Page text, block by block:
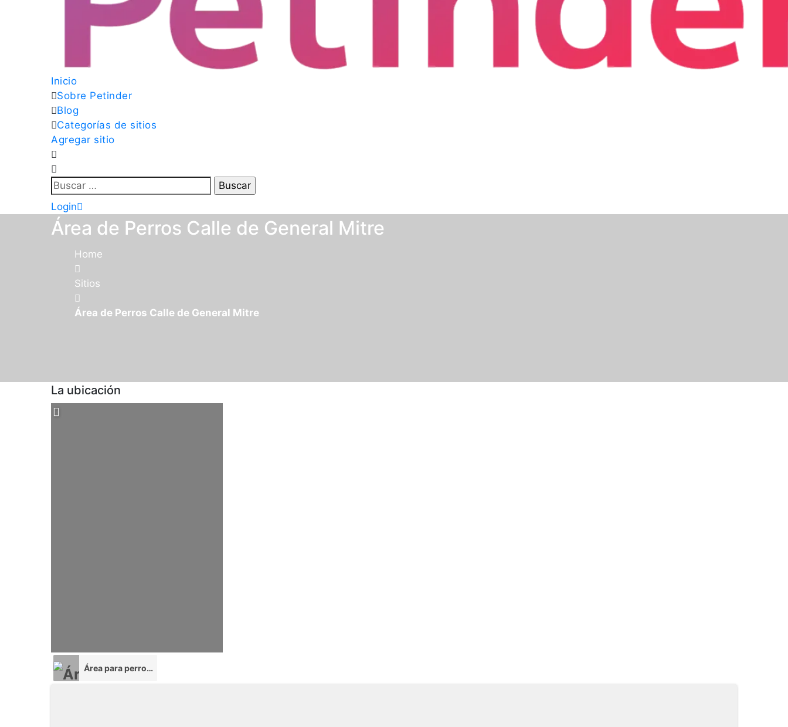
Inicio
Sobre Petinder
Blog
Categorías de sitios
Agregar sitio
Buscar:
Login
Área de Perros Calle de General Mitre
Home
Sitios
Área de Perros Calle de General Mitre
La ubicación
Área para perros (AP)